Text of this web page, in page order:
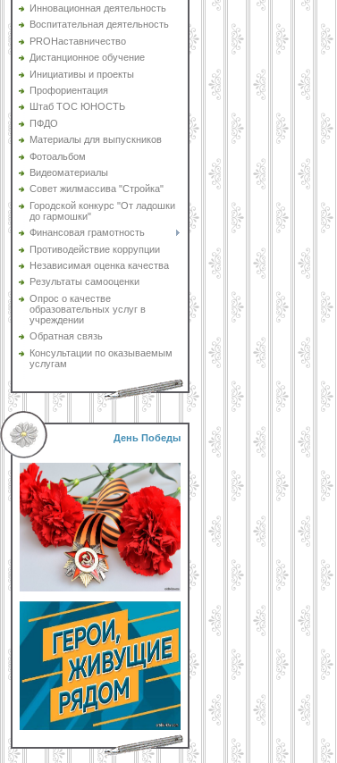
Инновационная деятельность
Воспитательная деятельность
PROНаставничество
Дистанционное обучение
Инициативы и проекты
Профориентация
Штаб ТОС ЮНОСТЬ
ПФДО
Материалы для выпускников
Фотоальбом
Видеоматериалы
Совет жилмассива "Стройка"
Городской конкурс "От ладошки
до гармошки"
Финансовая грамотность
Противодействие коррупции
Независимая оценка качества
Результаты самооценки
Опрос о качестве
образовательных услуг в
учреждении
Обратная связь
Консультации по оказываемым
услугам
День Победы